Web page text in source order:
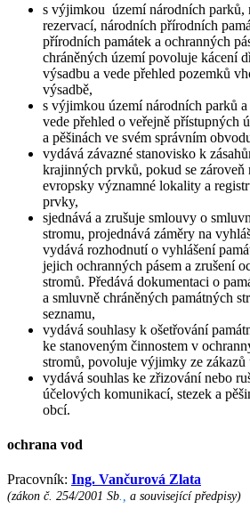
s výjimkou území národních parků,
rezervací, národních přírodních
přírodních památek a ochranných
chráněných území povoluje kácení
výsadbu a vede přehled pozemků
výsadbě,
s výjimkou území národních parků
vede přehled o veřejně přístupných
a pěšinách ve svém správním
vydává závazné stanovisko k
krajinných prvků, pokud se zároveň
evropsky významné lokality a
prvky,
sjednává a zrušuje smlouvy o
stromu, projednává záměry na
vydává rozhodnutí o vyhlášení
jejich ochranných pásem a zrušení
stromů. Předává dokumentaci o
a smluvně chráněných památných
seznamu,
vydává souhlasy k ošetřování
ke stanoveným činnostem v
stromů, povoluje výjimky ze zákazů
vydává souhlas ke zřizování nebo
účelových komunikací, stezek a
obcí.
ochrana vod
Pracovník: Ing. Vančurová Zlata
(zákon č. 254/2001 Sb., a související předpisy)